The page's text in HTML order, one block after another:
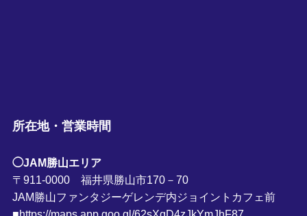
所在地・営業時間
◯JAM勝山エリア
〒911-0000 福井県勝山市170－70
JAM勝山ファンタジーゲレンデ内ジョイントカフェ前